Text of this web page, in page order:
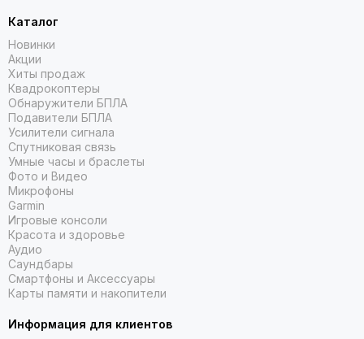
Каталог
Новинки
Акции
Хиты продаж
Квадрокоптеры
Обнаружители БПЛА
Подавители БПЛА
Усилители сигнала
Спутниковая связь
Умные часы и браслеты
Фото и Видео
Микрофоны
Garmin
Игровые консоли
Красота и здоровье
Аудио
Саундбары
Смартфоны и Аксессуары
Карты памяти и накопители
Информация для клиентов